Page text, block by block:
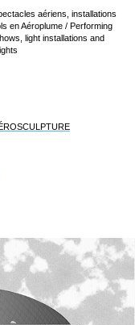
aériens, installations
en Aéroplume / Performing
light installations and